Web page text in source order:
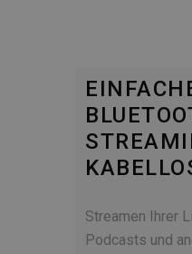
Streamen Ihrer
Podcasts und